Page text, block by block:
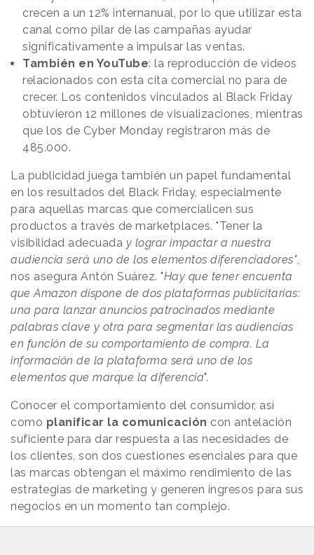
crecen a un 12% internanual, por lo que utilizar esta
canal como pilar de las campañas ayudar
significativamente a impulsar las ventas.
También en YouTube: la reproducción de videos
relacionados con esta cita comercial no para de
crecer. Los contenidos vinculados al Black Friday
obtuvieron 12 millones de visualizaciones, mientras
que los de Cyber Monday registraron más de
485.000.
La publicidad juega también un papel fundamental
en los resultados del Black Friday, especialmente
para aquellas marcas que comercialicen sus
productos a través de marketplaces. "Tener la
visibilidad adecuada y lograr impactar a nuestra
audiencia será uno de los elementos diferenciadores",
nos asegura Antón Suárez. "Hay que tener encuenta
que Amazon dispone de dos plataformas publicitarias:
una para lanzar anuncios patrocinados mediante
palabras clave y otra para segmentar las audiencias
en función de su comportamiento de compra. La
información de la plataforma será uno de los
elementos que marque la diferencia".
Conocer el comportamiento del consumidor, así
como planificar la comunicación con antelación
suficiente para dar respuesta a las necesidades de
los clientes, son dos cuestiones esenciales para que
las marcas obtengan el máximo rendimiento de las
estrategias de marketing y generen ingresos para sus
negocios en un momento tan complejo.